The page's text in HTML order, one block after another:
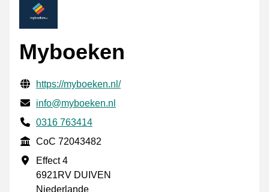
Myboeken
Geprüfte Kontaktinformationen
Website URL
https://myboeken.nl/
E-mail
info@myboeken.nl
Phone number
0316 763414
CoC
CoC 72043482
Geschäftsadresse
Effect 4
6921RV DUIVEN
Niederlande